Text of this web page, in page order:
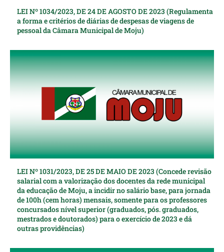
LEI Nº 1034/2023, DE 24 DE AGOSTO DE 2023 (Regulamenta
a forma e critérios de diárias de despesas de viagens de
pessoal da Câmara Municipal de Moju)
LEI Nº 1031/2023, DE 25 DE MAIO DE 2023 (Concede revisão
salarial com a valorização dos docentes da rede municipal
da educação de Moju, a incidir no salário base, para jornada
de 100h (cem horas) mensais, somente para os professores
concursados nível superior (graduados, pós. graduados,
mestrados e doutorados) para o exercício de 2023 e dá
outras providências)